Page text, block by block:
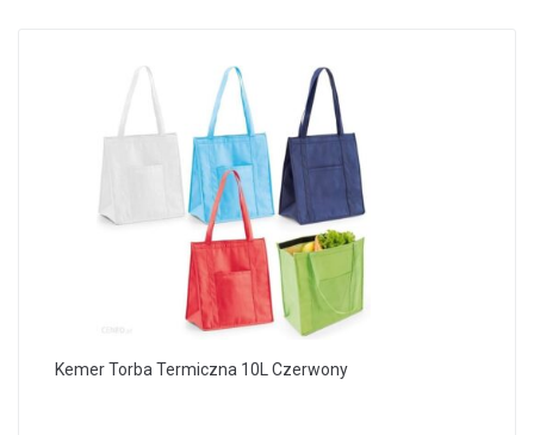
Kemer Torba Termiczna 10L Czerwony